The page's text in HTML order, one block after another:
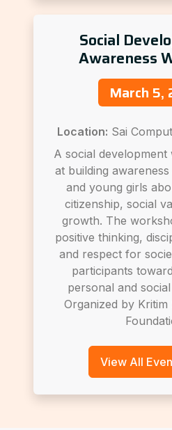
Social
Awareness
March 5,
Location: Sai
A social development
at building
and young girls
citizenship, social
growth. The
positive thinking,
and respect for
participants
personal and
Organized by Kritim
View All